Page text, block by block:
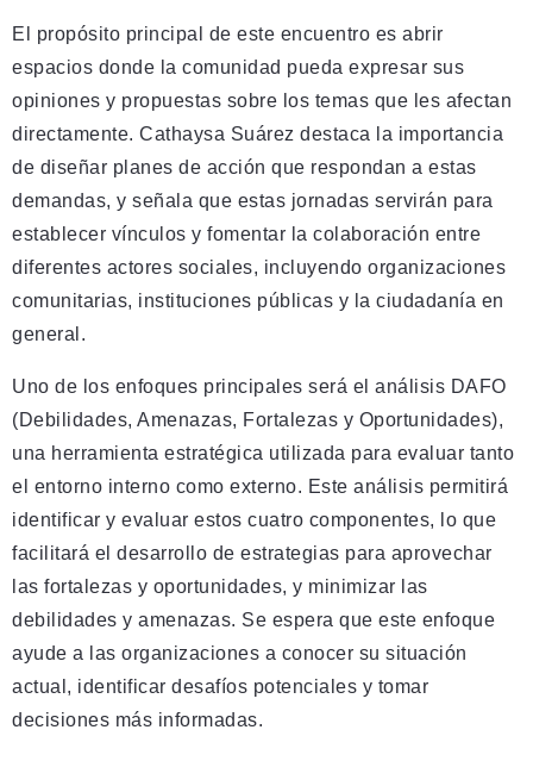
El propósito principal de este encuentro es abrir
espacios donde la comunidad pueda expresar sus
opiniones y propuestas sobre los temas que les afectan
directamente. Cathaysa Suárez destaca la importancia
de diseñar planes de acción que respondan a estas
demandas, y señala que estas jornadas servirán para
establecer vínculos y fomentar la colaboración entre
diferentes actores sociales, incluyendo organizaciones
comunitarias, instituciones públicas y la ciudadanía en
general.
Uno de los enfoques principales será el análisis DAFO
(Debilidades, Amenazas, Fortalezas y Oportunidades),
una herramienta estratégica utilizada para evaluar tanto
el entorno interno como externo. Este análisis permitirá
identificar y evaluar estos cuatro componentes, lo que
facilitará el desarrollo de estrategias para aprovechar
las fortalezas y oportunidades, y minimizar las
debilidades y amenazas. Se espera que este enfoque
ayude a las organizaciones a conocer su situación
actual, identificar desafíos potenciales y tomar
decisiones más informadas.